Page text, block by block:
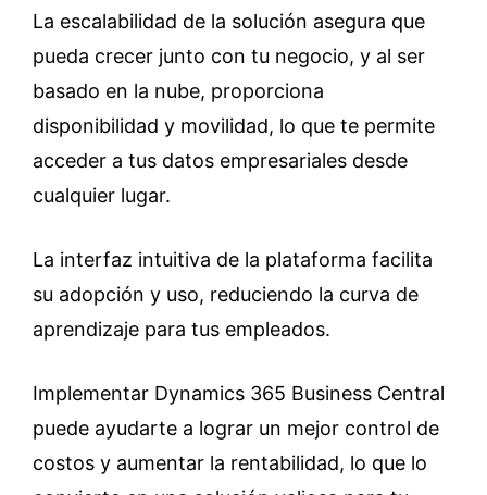
La escalabilidad de la solución asegura que
pueda crecer junto con tu negocio, y al ser
basado en la nube, proporciona
disponibilidad y movilidad, lo que te permite
acceder a tus datos empresariales desde
cualquier lugar.
La interfaz intuitiva de la plataforma facilita
su adopción y uso, reduciendo la curva de
aprendizaje para tus empleados.
Implementar Dynamics 365 Business Central
puede ayudarte a lograr un mejor control de
costos y aumentar la rentabilidad, lo que lo